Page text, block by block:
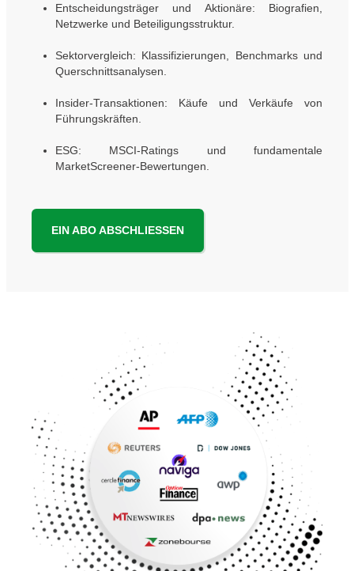
Entscheidungsträger und Aktionäre: Biografien,
Netzwerke und Beteiligungsstruktur.
Sektorvergleich: Klassifizierungen, Benchmarks und
Querschnittsanalysen.
Insider-Transaktionen: Käufe und Verkäufe von
Führungskräften.
ESG: MSCI-Ratings und fundamentale
MarketScreener-Bewertungen.
EIN ABO ABSCHLIESSEN